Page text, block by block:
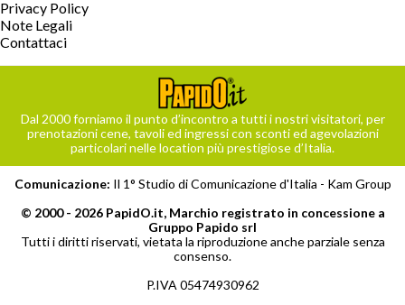
Privacy Policy
Note Legali
Contattaci
Dal 2000 forniamo il punto d’incontro a tutti i nostri visitatori, per
prenotazioni cene, tavoli ed ingressi con sconti ed agevolazioni
particolari nelle location più prestigiose d’Italia.
Comunicazione: Il 1° Studio di Comunicazione d'Italia - Kam Group
© 2000 - 2026 PapidO.it, Marchio registrato in concessione a
Gruppo Papido srl
Tutti i diritti riservati, vietata la riproduzione anche parziale senza
consenso.
P.IVA 05474930962